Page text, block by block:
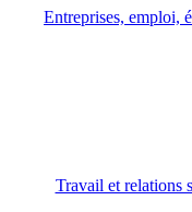
Entreprises, emploi,
Travail et relations